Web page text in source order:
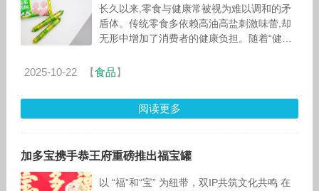
长久以来,零食与健康常被视为难以调和的矛
盾体。传统零食多依赖高油高盐刺激味蕾,却
无形中增加了消费者的健康负担。随着“健康
关注度持续提升,零食行业正迎来向
2025-10-22 【食品】
阅读更多
加多宝携手恭王府重磅推出福宝罐
以 “福”和“宝” 为纽带，双IP共筑文化共鸣 在